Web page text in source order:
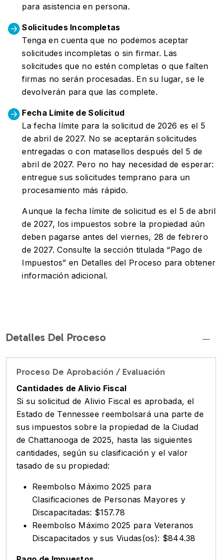
para asistencia en persona.
Solicitudes Incompletas
Tenga en cuenta que no podemos aceptar
solicitudes incompletas o sin firmar. Las
solicitudes que no estén completas o que falten
firmas no serán procesadas. En su lugar, se le
devolverán para que las complete.
Fecha Límite de Solicitud
La fecha límite para la solicitud de 2026 es el 5
de abril de 2027. No se aceptarán solicitudes
entregadas o con matasellos después del 5 de
abril de 2027. Pero no hay necesidad de esperar:
entregue sus solicitudes temprano para un
procesamiento más rápido.
Aunque la fecha límite de solicitud es el 5 de abril
de 2027, los impuestos sobre la propiedad aún
deben pagarse antes del viernes, 28 de febrero
de 2027. Consulte la sección titulada “Pago de
Impuestos” en Detalles del Proceso para obtener
información adicional.
Detalles Del Proceso
Proceso De Aprobación / Evaluación
Cantidades de Alivio Fiscal
Si su solicitud de Alivio Fiscal es aprobada, el
Estado de Tennessee reembolsará una parte de
sus impuestos sobre la propiedad de la Ciudad
de Chattanooga de 2025, hasta las siguientes
cantidades, según su clasificación y el valor
tasado de su propiedad:
Reembolso Máximo 2025 para
Clasificaciones de Personas Mayores y
Discapacitadas: $157.78
Reembolso Máximo 2025 para Veteranos
Discapacitados y sus Viudas(os): $844.38